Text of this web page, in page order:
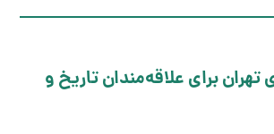
تهران برای علاقه‌مندان تاریخ و